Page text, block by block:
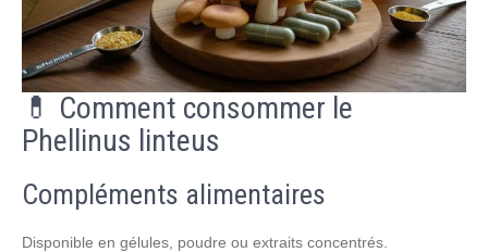
💊 Comment consommer le
Phellinus linteus
Compléments alimentaires
Disponible en gélules, poudre ou extraits concentrés.